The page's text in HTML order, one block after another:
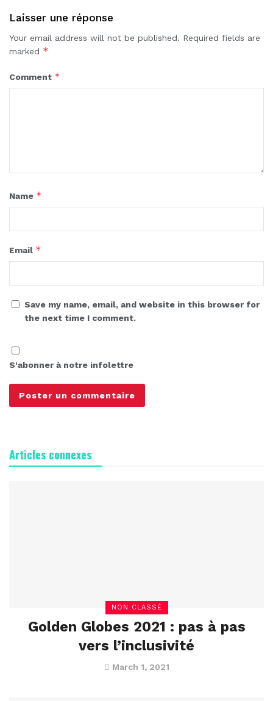
Laisser une réponse
Your email address will not be published. Required fields are
marked *
Comment *
Name *
Email *
Save my name, email, and website in this browser for
the next time I comment.
S'abonner à notre infolettre
Articles connexes
NON CLASSÉ
Golden Globes 2021 : pas à pas
vers l’inclusivité
March 1, 2021